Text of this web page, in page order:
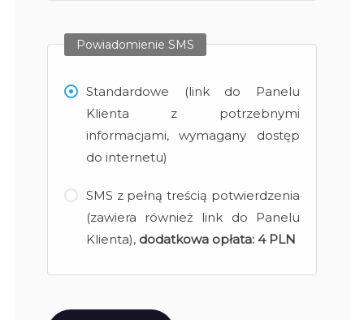
Powiadomienie SMS
Standardowe (link do Panelu
Klienta z potrzebnymi
informacjami, wymagany dostęp
do internetu)
SMS z pełną treścią potwierdzenia
(zawiera również link do Panelu
Klienta), dodatkowa opłata: 4 PLN